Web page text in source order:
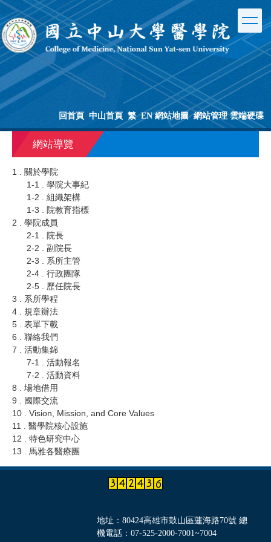
跳
到
主
要
內
容
區
塊
回首頁 中山首頁 繁 EN 網站地圖 網站管理 雲端硬碟
網站導覽
1 . 關於學院
1-1 . 學院大事紀
1-2 . 組織架構
1-3 . 院教育指標
2 . 學院成員
2-1 . 院長
2-2 . 副院長
2-3 . 系所主管
2-4 . 行政團隊
2-5 . 歷任院長
3 . 系所學程
4 . 規章辦法
5 . 表單下載
6 . 聯絡我們
7 . 活動集錦
7-1 . 活動報名
7-2 . 活動資料
8 . 場地借用
9 . 國際交流
10 . Vision, Mission, and Core Values
11 . 醫學院核心設施
12 . 特色研究中心
13 . 馬雅各醫療團
地址：80424高雄市鼓山區蓮海路70號 總
機電話：07-525-2000-7001~7004